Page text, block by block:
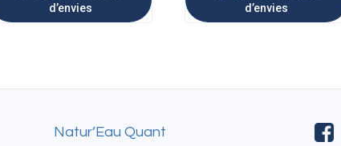
d’envies
d’envies
Natur’Eau Quant